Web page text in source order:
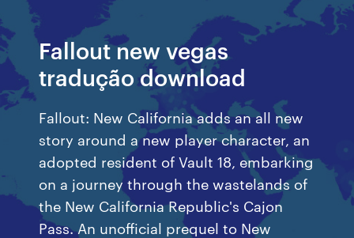
Fallout new vegas
tradução download
Fallout: New California adds an all new
story around a new player character, an
adopted resident of Vault 18, embarking
on a journey through the wastelands of
the New California Republic's Cajon
Pass. An unofficial prequel to New